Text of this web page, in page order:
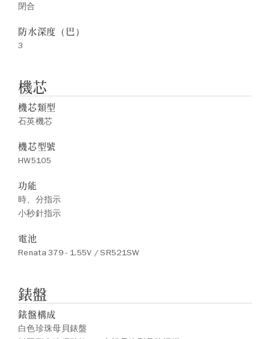
閉合
防水深度（巴）
3
機芯
機芯類型
石英機芯
機芯型號
HW5105
功能
時、分指示
小秒針指示
電池
Renata 379 - 1.55V / SR521SW
錶盤
錶盤構成
白色珍珠母貝錶盤